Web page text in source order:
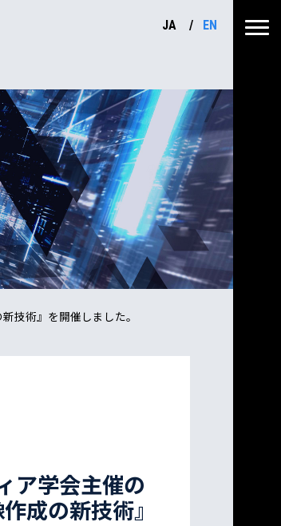
JA EN
技術』を開催しました。
ア学会主催の
成の新技術』